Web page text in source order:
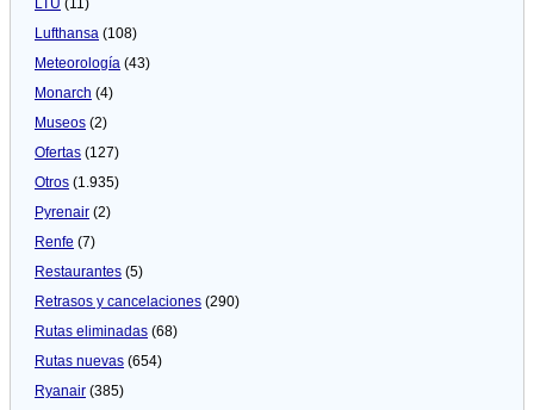
Lufthansa (108)
Meteorologí­a (43)
Monarch (4)
Museos (2)
Ofertas (127)
Otros (1.935)
Pyrenair (2)
Renfe (7)
Restaurantes (5)
Retrasos y cancelaciones (290)
Rutas eliminadas (68)
Rutas nuevas (654)
Ryanair (385)